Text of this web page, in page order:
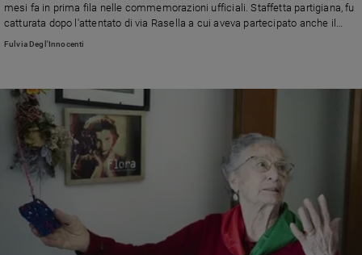
Creato
Volontariato
di
valore
Caso
della
settimana
Migranti
Diversità
inclusione
mesi fa in prima fila nelle commemorazioni ufficiali. Staffetta partigiana, fu
catturata dopo l'attentato di via Rasella a cui aveva partecipato anche il
marito Ernesto Borghesi, sposato da solo un mese. Torturata da Erich
Fulvia Degl'Innocenti